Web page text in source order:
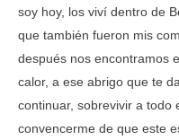
soy hoy, los viví dentro de
que también fueron mis
después nos encontramos
calor, a ese abrigo que te
continuar, sobrevivir a todo
convencerme de que este